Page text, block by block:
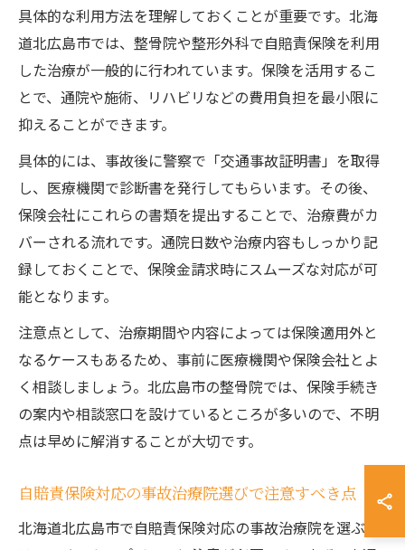
具体的な利用方法を理解しておくことが重要です。北海
道北広島市では、整骨院や整形外科で自賠責保険を利用
した治療が一般的に行われています。保険を活用するこ
とで、通院や施術、リハビリなどの費用負担を最小限に
抑えることができます。
具体的には、事故後に警察で「交通事故証明書」を取得
し、医療機関で診断書を発行してもらいます。その後、
保険会社にこれらの書類を提出することで、治療費がカ
バーされる流れです。通院日数や治療内容もしっかり記
録しておくことで、保険金請求時にスムーズな対応が可
能となります。
注意点として、治療期間や内容によっては保険適用外と
なるケースもあるため、事前に医療機関や保険会社とよ
く相談しましょう。北広島市の整骨院では、保険手続き
の案内や相談窓口を設けているところが多いので、不明
点は早めに解消することが大切です。
自賠責保険対応の事故治療院選びで注意すべき点
北海道北広島市で自賠責保険対応の事故治療院を選ぶ際